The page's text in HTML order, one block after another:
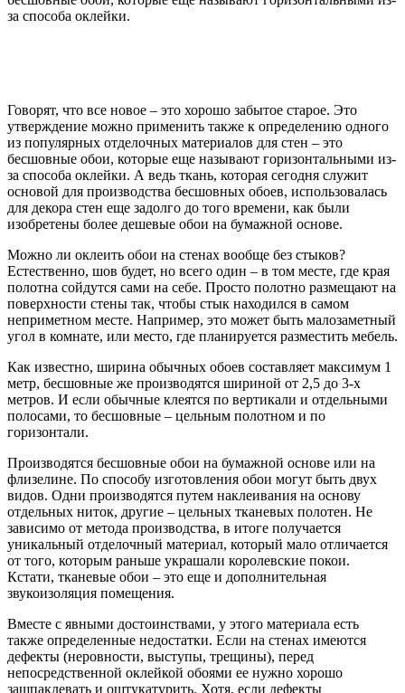
за способа оклейки.
Говорят, что все новое – это хорошо забытое старое. Это
утверждение можно применить также к определению одного
из популярных отделочных материалов для стен – это
бесшовные обои, которые еще называют горизонтальными из-
за способа оклейки. А ведь ткань, которая сегодня служит
основой для производства бесшовных обоев, использовалась
для декора стен еще задолго до того времени, как были
изобретены более дешевые обои на бумажной основе.
Можно ли оклеить обои на стенах вообще без стыков?
Естественно, шов будет, но всего один – в том месте, где края
полотна сойдутся сами на себе. Просто полотно размещают на
поверхности стены так, чтобы стык находился в самом
неприметном месте. Например, это может быть малозаметный
угол в комнате, или место, где планируется разместить мебель.
Как известно, ширина обычных обоев составляет максимум 1
метр, бесшовные же производятся шириной от 2,5 до 3-х
метров. И если обычные клеятся по вертикали и отдельными
полосами, то бесшовные – цельным полотном и по
горизонтали.
Производятся бесшовные обои на бумажной основе или на
флизелине. По способу изготовления обои могут быть двух
видов. Одни производятся путем наклеивания на основу
отдельных ниток, другие – цельных тканевых полотен. Не
зависимо от метода производства, в итоге получается
уникальный отделочный материал, который мало отличается
от того, которым раньше украшали королевские покои.
Кстати, тканевые обои – это еще и дополнительная
звукоизоляция помещения.
Вместе с явными достоинствами, у этого материала есть
также определенные недостатки. Если на стенах имеются
дефекты (неровности, выступы, трещины), перед
непосредственной оклейкой обоями ее нужно хорошо
зашпаклевать и оштукатурить. Хотя, если дефекты